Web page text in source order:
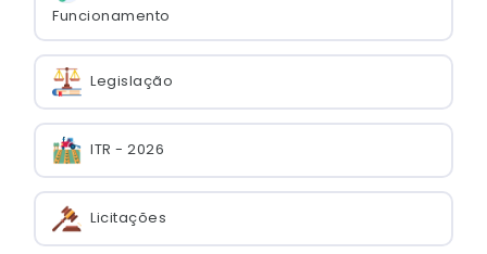
Funcionamento
Legislação
ITR - 2026
Licitações